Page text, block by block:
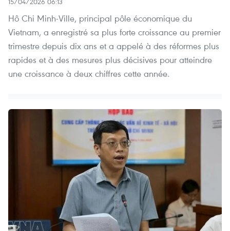
Hô Chi Minh-Ville, principal pôle économique du
Vietnam, a enregistré sa plus forte croissance au premier
trimestre depuis dix ans et a appelé à des réformes plus
rapides et à des mesures plus décisives pour atteindre
une croissance à deux chiffres cette année.